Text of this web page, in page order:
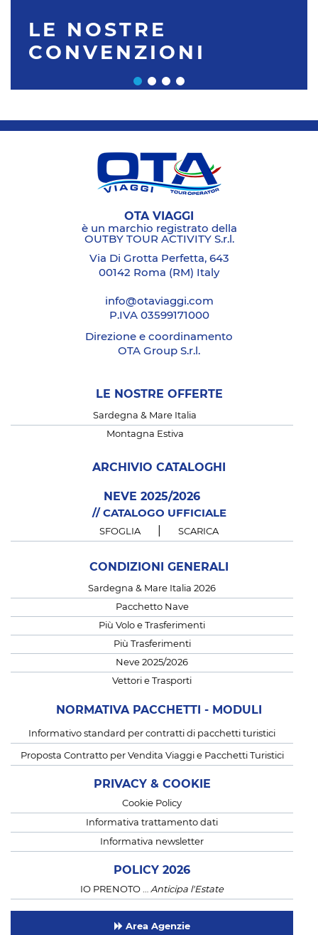
LE NOSTRE
CONVENZIONI
OTA VIAGGI
è un marchio registrato della
OUTBY TOUR ACTIVITY S.r.l.
Via Di Grotta Perfetta, 643
00142 Roma (RM) Italy
info@otaviaggi.com
P.IVA 03599171000
Direzione e coordinamento
OTA Group S.r.l.
LE NOSTRE OFFERTE
Sardegna & Mare Italia
Montagna Estiva
ARCHIVIO CATALOGHI
NEVE 2025/2026
// CATALOGO UFFICIALE
SFOGLIA SCARICA
CONDIZIONI GENERALI
Sardegna & Mare Italia 2026
Pacchetto Nave
Più Volo e Trasferimenti
Più Trasferimenti
Neve 2025/2026
Vettori e Trasporti
NORMATIVA PACCHETTI - MODULI
Informativo standard per contratti di pacchetti turistici
Proposta Contratto per Vendita Viaggi e Pacchetti Turistici
PRIVACY & COOKIE
Cookie Policy
Informativa trattamento dati
Informativa newsletter
POLICY 2026
IO PRENOTO … Anticipa l'Estate
Area Agenzie